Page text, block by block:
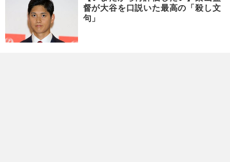
督が大谷を口説いた最高の「殺し文
句」